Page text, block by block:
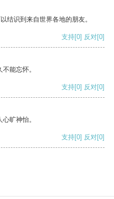
结识到来自世界各地的朋友。
支持[0] 反对[0]
能忘怀。
支持[0] 反对[0]
旷神怡。
支持[0] 反对[0]